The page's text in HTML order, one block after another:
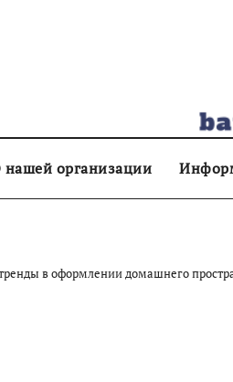
организации
в оформлении домашнего